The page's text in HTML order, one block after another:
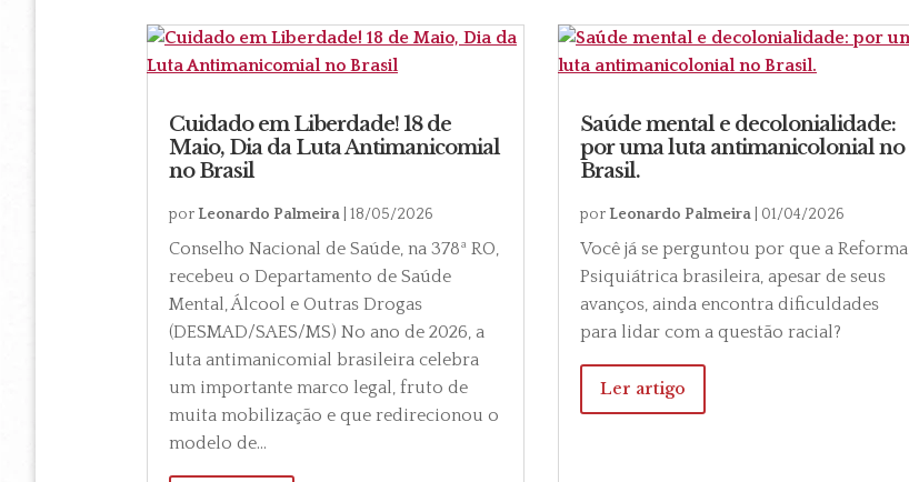
Cuidado em Liberdade! 18 de
Maio, Dia da Luta Antimanicomial
no Brasil
porLeonardo Palmeira 18/05/2026
Conselho Nacional de Saúde, na 378ª RO,
recebeu o Departamento de Saúde
Mental, Álcool e Outras Drogas
(DESMAD/SAES/MS) No ano de 2026, a
luta antimanicomial brasileira celebra
um importante marco legal, fruto de
muita mobilização e que redirecionou o
modelo de...
Saúde mental e decolonialidade:
por uma luta antimanicolonial no
Brasil.
porLeonardo Palmeira 01/04/2026
Você já se perguntou por que a Reforma
Psiquiátrica brasileira, apesar de seus
avanços, ainda encontra dificuldades
para lidar com a questão racial?
Ler artigo